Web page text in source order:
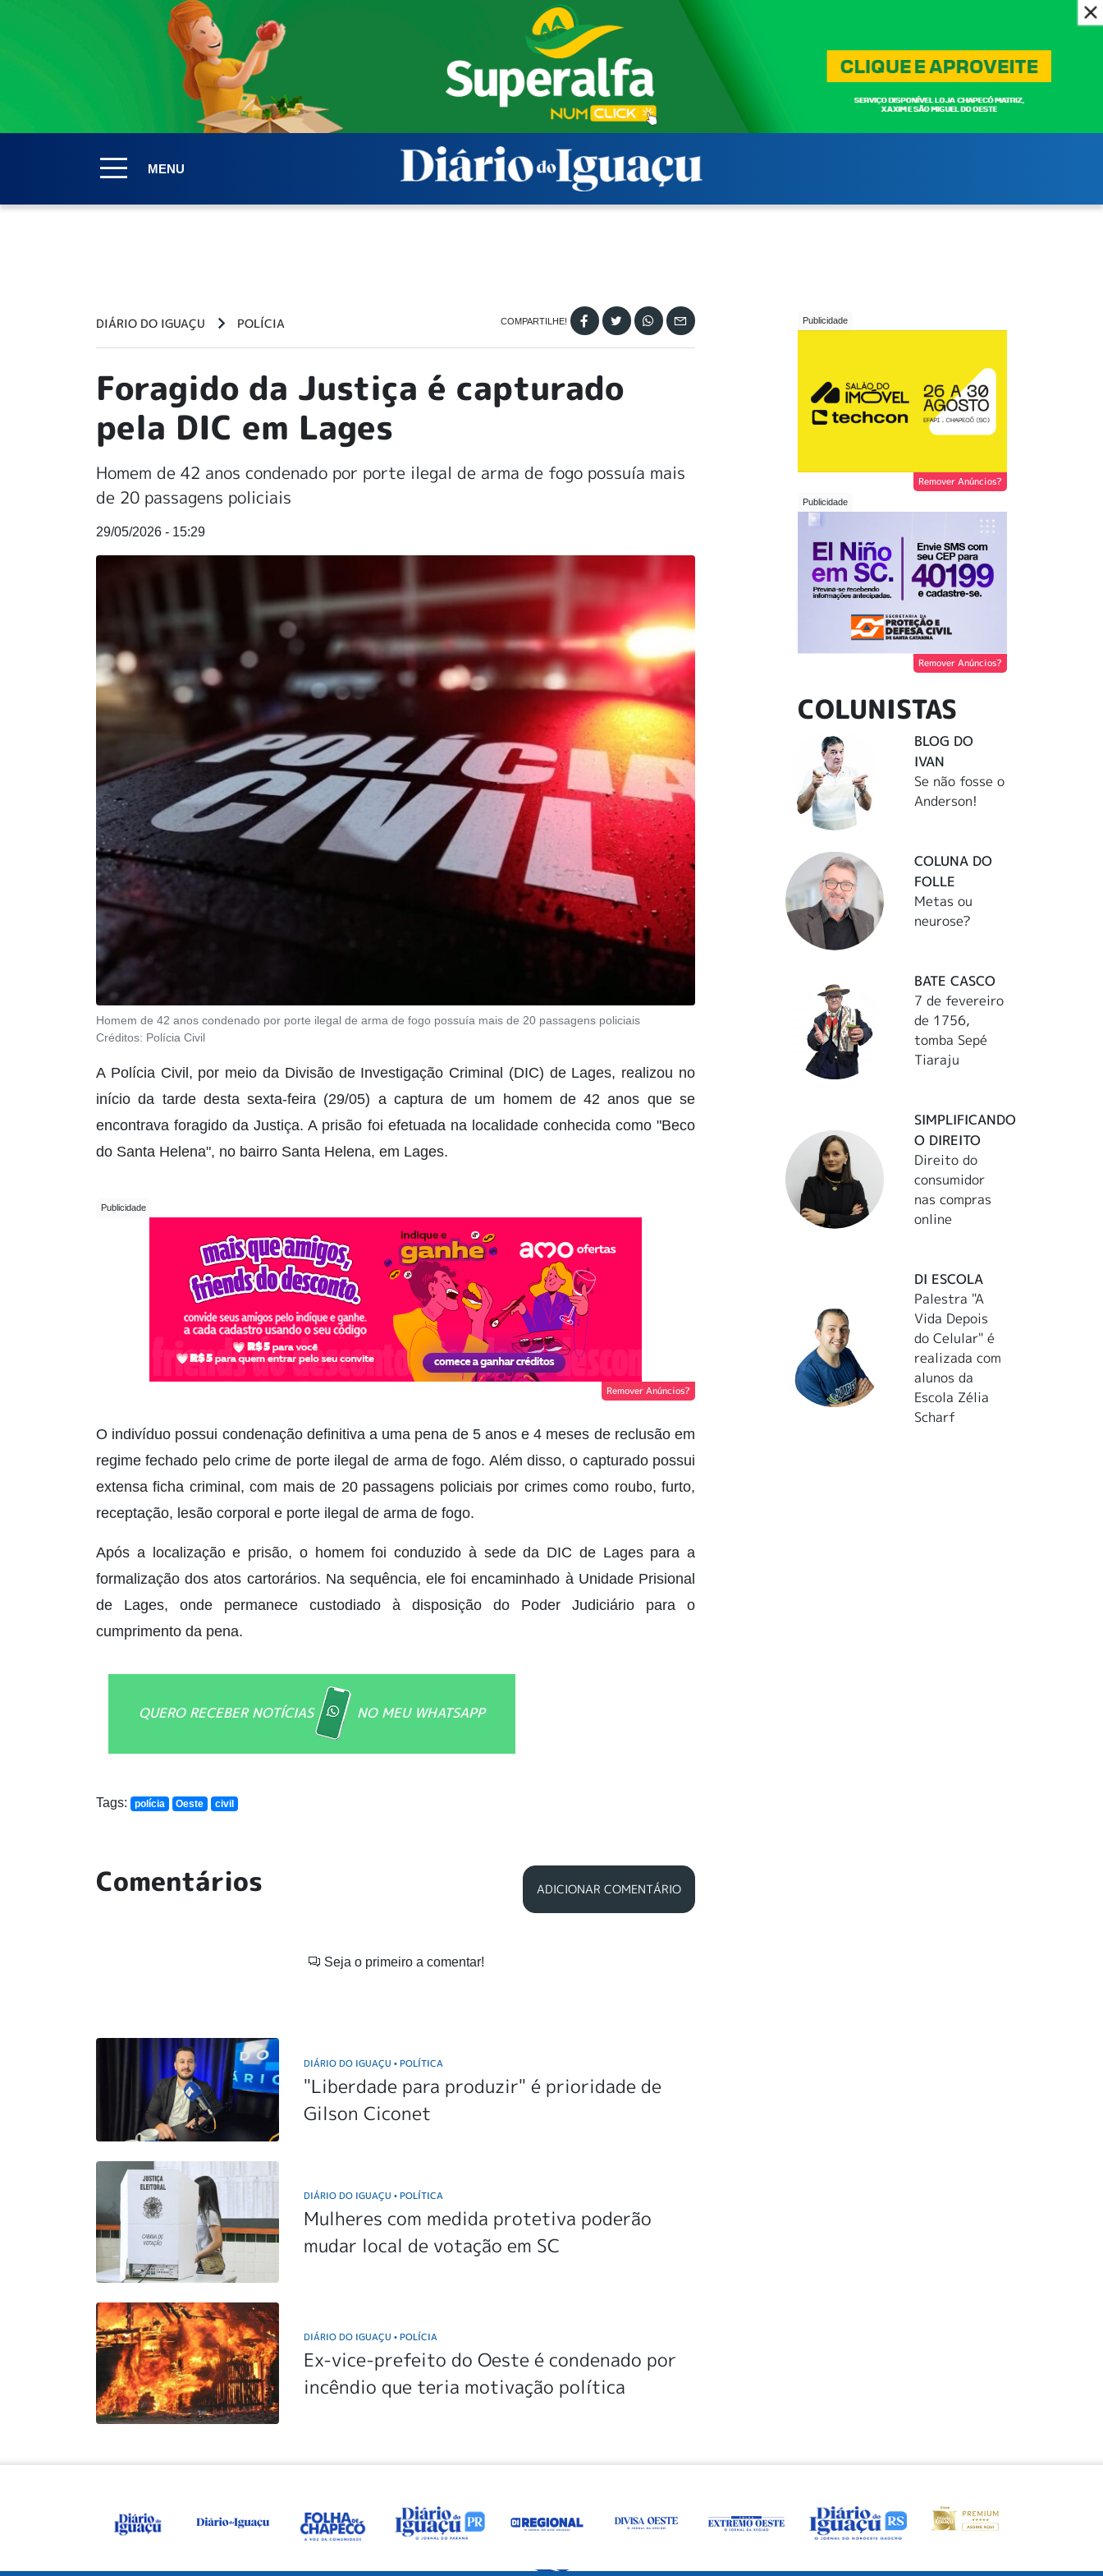
MENU
DIÁRIO DO IGUAÇU POLÍCIA
Foragido da Justiça é capturado
pela DIC em Lages
Homem de 42 anos condenado por porte ilegal de arma de fogo possuía mais
de 20 passagens policiais
29/05/2026 - 15:29
Homem de 42 anos condenado por porte ilegal de arma de fogo possuía mais de 20 passagens policiais
Créditos: Polícia Civil
A Polícia Civil, por meio da Divisão de Investigação Criminal (DIC) de Lages, realizou no
início da tarde desta sexta-feira (29/05) a captura de um homem de 42 anos que se
encontrava foragido da Justiça. A prisão foi efetuada na localidade conhecida como "Beco
do Santa Helena", no bairro Santa Helena, em Lages.
Remover Anúncios?
O indivíduo possui condenação definitiva a uma pena de 5 anos e 4 meses de reclusão em
regime fechado pelo crime de porte ilegal de arma de fogo. Além disso, o capturado possui
extensa ficha criminal, com mais de 20 passagens policiais por crimes como roubo, furto,
receptação, lesão corporal e porte ilegal de arma de fogo.
Após a localização e prisão, o homem foi conduzido à sede da DIC de Lages para a
formalização dos atos cartorários. Na sequência, ele foi encaminhado à Unidade Prisional
de Lages, onde permanece custodiado à disposição do Poder Judiciário para o
cumprimento da pena.
QUERO RECEBER NOTÍCIAS NO MEU WHATSAPP
Tags: polícia Oeste civil
Comentários ADICIONAR COMENTÁRIO
Seja o primeiro a comentar!
DIÁRIO DO IGUAÇU• POLÍTICA
"Liberdade para produzir" é prioridade de
Gilson Ciconet
DIÁRIO DO IGUAÇU• POLÍTICA
Mulheres com medida protetiva poderão
mudar local de votação em SC
DIÁRIO DO IGUAÇU• POLÍCIA
Ex-vice-prefeito do Oeste é condenado por
incêndio que teria motivação política
Remover Anúncios?
Remover Anúncios?
COLUNISTAS
BLOG DO
IVAN
Se não fosse o
Anderson!
COLUNA DO
FOLLE
Metas ou
neurose?
BATE CASCO
7 de fevereiro
de 1756,
tomba Sepé
Tiaraju
SIMPLIFICANDO
O DIREITO
Direito do
consumidor
nas compras
online
DI ESCOLA
Palestra "A
Vida Depois
do Celular" é
realizada com
alunos da
Escola Zélia
Scharf